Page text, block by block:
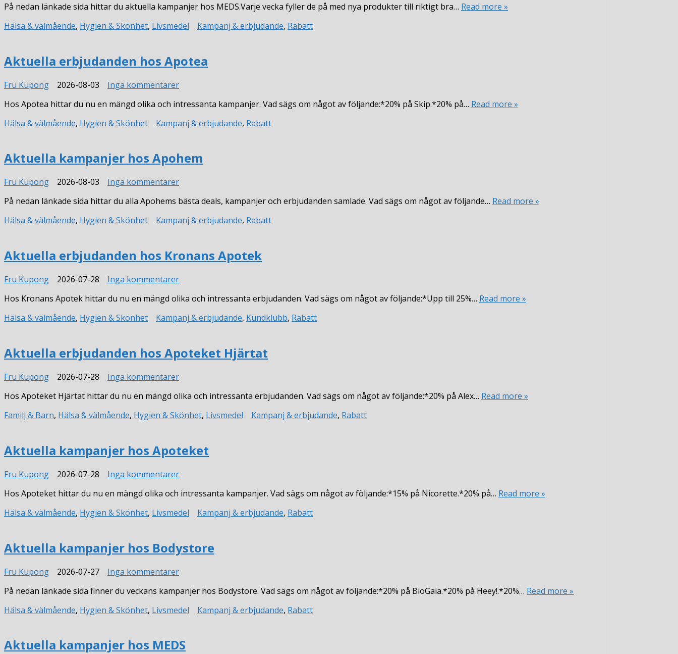
kampanjer
hos
MEDS
På nedan länkade sida hittar du aktuella kampanjer hos MEDS.Varje vecka fyller de på med nya produkter till riktigt bra… Read more »
Hälsa & välmående, Hygien & Skönhet, Livsmedel Kampanj & erbjudande, Rabatt
Aktuella erbjudanden hos Apotea
Fru Kupong 2026-08-03 Inga kommentarertill
erbjudanden
hos
Apotea
Hos Apotea hittar du nu en mängd olika och intressanta kampanjer. Vad sägs om något av följande:*20% på Skip.*20% på… Read more »
Hälsa & välmående, Hygien & Skönhet Kampanj & erbjudande, Rabatt
Aktuella kampanjer hos Apohem
Fru Kupong 2026-08-03 Inga kommentarertill
kampanjer
hos
Apohem
På nedan länkade sida hittar du alla Apohems bästa deals, kampanjer och erbjudanden samlade. Vad sägs om något av följande… Read more »
Hälsa & välmående, Hygien & Skönhet Kampanj & erbjudande, Rabatt
Aktuella erbjudanden hos Kronans Apotek
Fru Kupong 2026-07-28 Inga kommentarertill
erbjudanden
hos
Kronans
Hos Kronans Apotek hittar du nu en mängd olika och intressanta erbjudanden. Vad sägs om något av följande:*Upp till 25%… Read more »
Hälsa & välmående, Hygien & Skönhet Kampanj & erbjudande, Kundklubb, Rabatt
Aktuella erbjudanden hos Apoteket Hjärtat
Fru Kupong 2026-07-28 Inga kommentarertill
erbjudanden
hos
Apoteket
Hos Apoteket Hjärtat hittar du nu en mängd olika och intressanta erbjudanden. Vad sägs om något av följande:*20% på Alex… Read more »
Familj & Barn, Hälsa & välmående, Hygien & Skönhet, Livsmedel Kampanj & erbjudande, Rabatt
Aktuella kampanjer hos Apoteket
Fru Kupong 2026-07-28 Inga kommentarertill
kampanjer
hos
Apoteket
Hos Apoteket hittar du nu en mängd olika och intressanta kampanjer. Vad sägs om något av följande:*15% på Nicorette.*20% på… Read more »
Hälsa & välmående, Hygien & Skönhet, Livsmedel Kampanj & erbjudande, Rabatt
Aktuella kampanjer hos Bodystore
Fru Kupong 2026-07-27 Inga kommentarertill
kampanjer
hos
Bodystore
På nedan länkade sida finner du veckans kampanjer hos Bodystore. Vad sägs om något av följande:*20% på BioGaia.*20% på Heey!.*20%… Read more »
Hälsa & välmående, Hygien & Skönhet, Livsmedel Kampanj & erbjudande, Rabatt
Aktuella kampanjer hos MEDS